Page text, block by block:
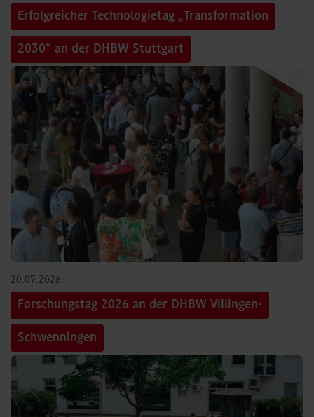
Erfolgreicher Technologietag „Transformation
2030“ an der DHBW Stuttgart
20.07.2026
Forschungstag 2026 an der DHBW Villingen-
Schwenningen